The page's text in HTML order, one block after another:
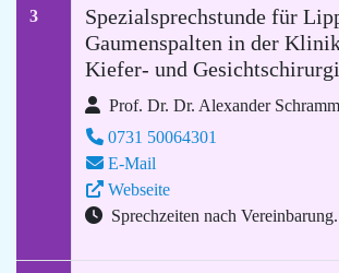
3
Spezialsprechstunde für
Gaumenspalten in der
Kiefer- und
Prof. Dr. Dr. Alexander Schramm
0731 50064301
E-Mail
Webseite
Sprechzeiten nach Vereinbarung.